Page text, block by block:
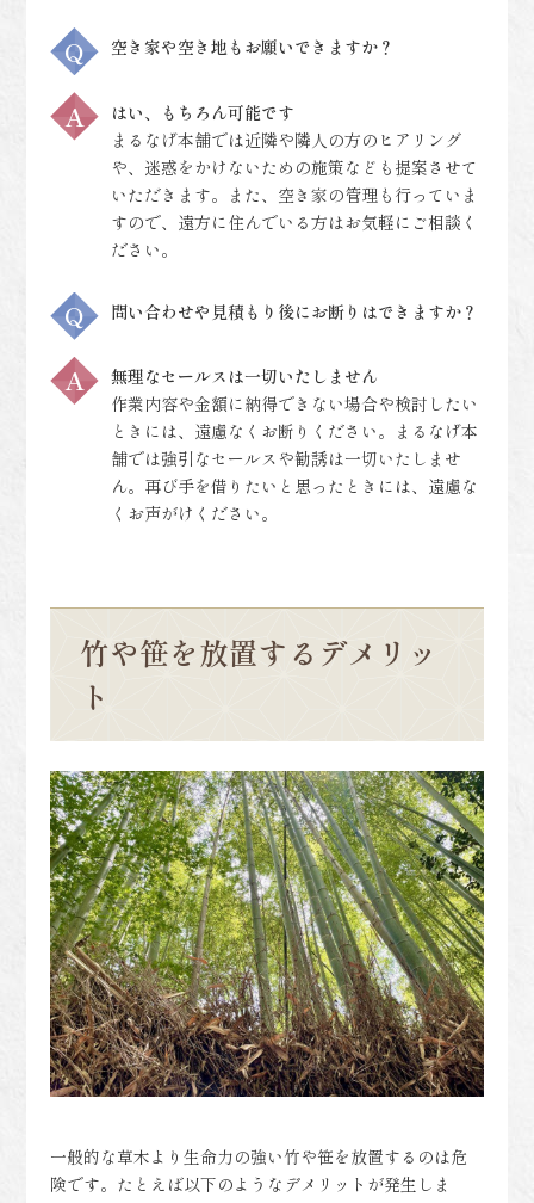
空き家や空き地もお願いできますか？
はい、もちろん可能です
まるなげ本舗では近隣や隣人の方のヒアリング
や、迷惑をかけないための施策なども提案させて
いただきます。また、空き家の管理も行っていま
すので、遠方に住んでいる方はお気軽にご相談く
ださい。
問い合わせや見積もり後にお断りはできますか？
無理なセールスは一切いたしません
作業内容や金額に納得できない場合や検討したい
ときには、遠慮なくお断りください。まるなげ本
舗では強引なセールスや勧誘は一切いたしませ
ん。再び手を借りたいと思ったときには、遠慮な
くお声がけください。
竹や笹を放置するデメリッ
ト
一般的な草木より生命力の強い竹や笹を放置するのは危
険です。たとえば以下のようなデメリットが発生しま